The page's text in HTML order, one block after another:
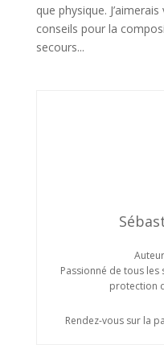
que physique.
conseils pour la
secours...
Passionné de tous
protection
Rendez-vous sur la